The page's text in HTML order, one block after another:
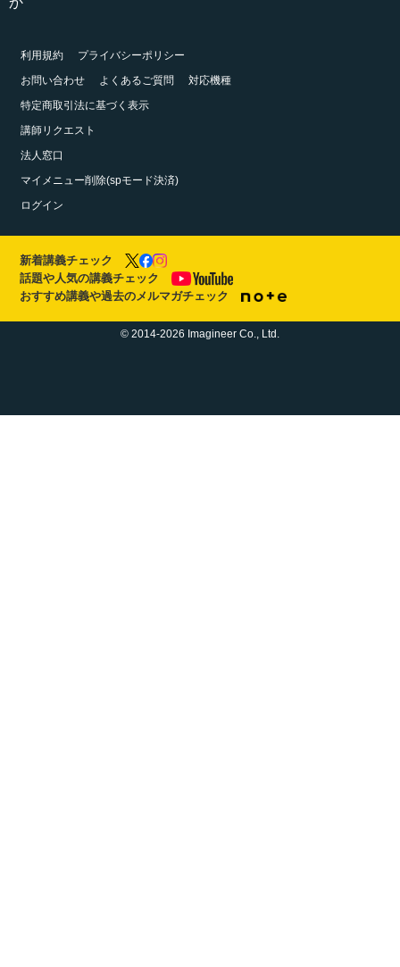
利用規約
プライバシーポリシー
お問い合わせ
よくあるご質問
対応機種
特定商取引法に基づく表示
講師リクエスト
法人窓口
マイメニュー削除(spモード決済)
ログイン
新着講義チェック
話題や人気の講義チェック
おすすめ講義や過去のメルマガチェック
© 2014-2026 Imagineer Co., Ltd.